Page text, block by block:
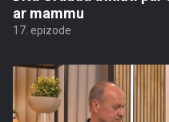
ar mammu
17. epizode